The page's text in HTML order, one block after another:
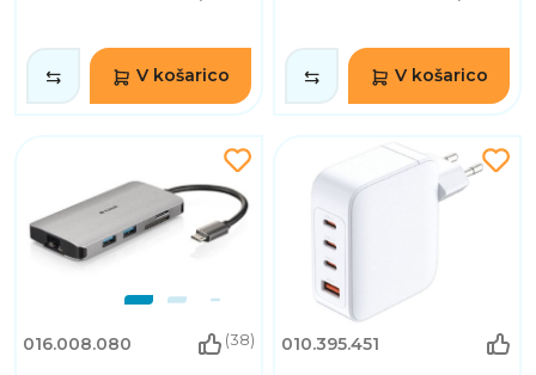
V košarico V košarico
016.008.080 (38) 010.395.451